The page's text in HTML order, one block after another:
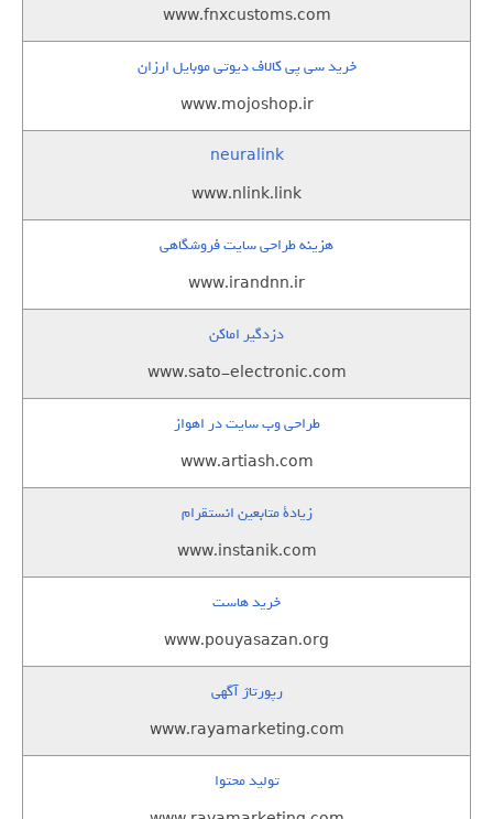
www.fnxcustoms.com
خرید سی پی کالاف دیوتی موبایل ارزان
www.mojoshop.ir
neuralink
www.nlink.link
هزینه طراحی سایت فروشگاهی
www.irandnn.ir
دزدگیر اماکن
www.sato-electronic.com
طراحی وب سایت در اهواز
www.artiash.com
زيادة متابعين انستقرام
www.instanik.com
خرید هاست
www.pouyasazan.org
رپورتاژ آگهی
www.rayamarketing.com
تولید محتوا